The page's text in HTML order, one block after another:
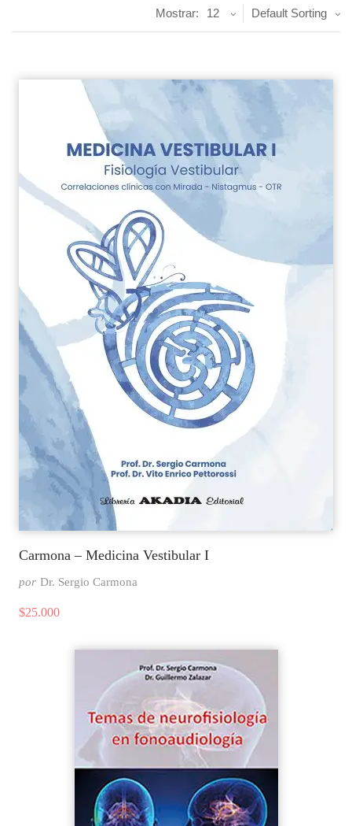
Default Sorting
Mostrar: 12
Carmona – Medicina Vestibular I
por Dr. Sergio Carmona
$25.000